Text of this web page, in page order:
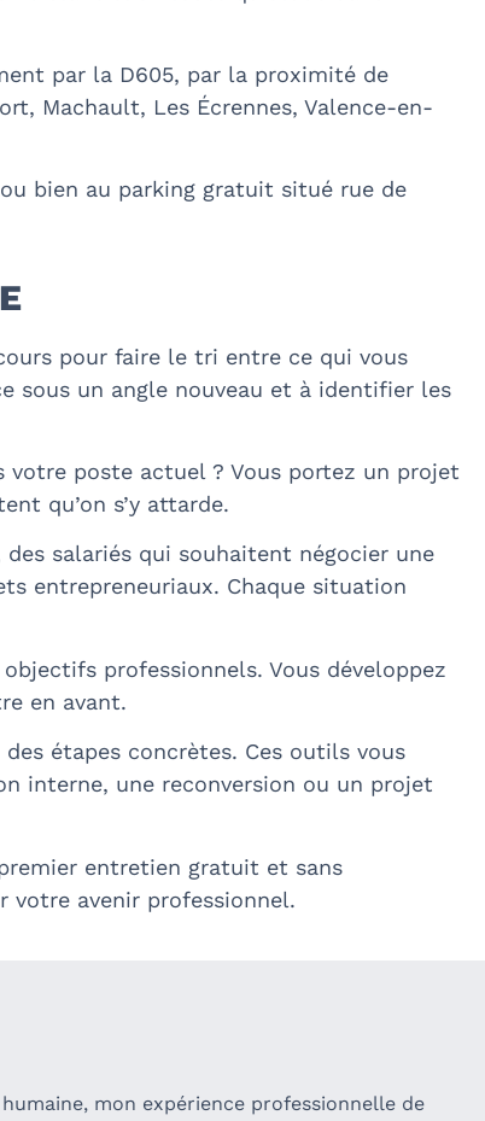
par la D605, par la proximité de
Machault, Les Écrennes, Valence-en-
bien au parking gratuit situé rue de
pour faire le tri entre ce qui vous
sous un angle nouveau et à identifier les
votre poste actuel ? Vous portez un projet
qu’on s’y attarde.
salariés qui souhaitent négocier une
entrepreneuriaux. Chaque situation
professionnels. Vous développez
en avant.
étapes concrètes. Ces outils vous
interne, une reconversion ou un projet
entretien gratuit et sans
votre avenir professionnel.
mon expérience professionnelle de